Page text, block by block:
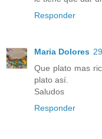
Responder
Maria Dolores
Que plato mas
plato así.
Saludos
Responder